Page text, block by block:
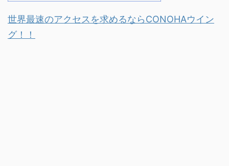
世界最速のアクセスを求めるならCONOHAウイン
グ！！